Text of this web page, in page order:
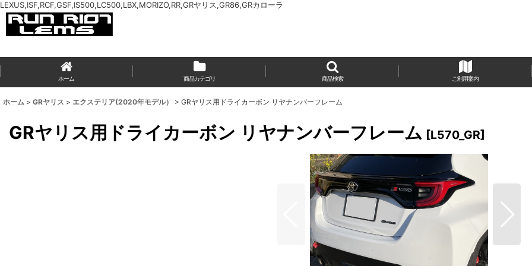
LEXUS,ISF,RCF,GSF,IS500,LC500,LBX,MORIZO,RR,GRヤリス,GR86,GRカローラ
ホーム 商品カテゴリ 商品検索 ご利用案内
ホーム > GRヤリス > エクステリア(2020年モデル） > GRヤリス用ドライカーボン リヤナンバーフレーム
GRヤリス用ドライカーボン リヤナンバーフレーム [L570_GR]